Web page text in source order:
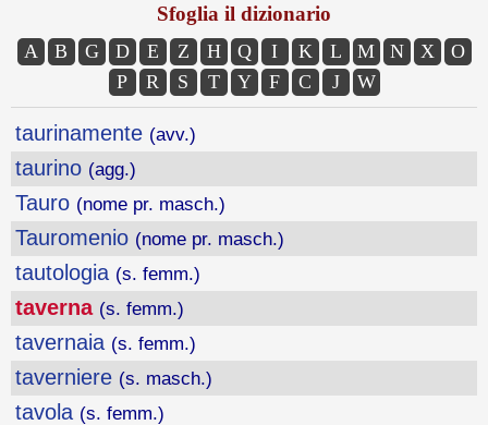
Sfoglia il dizionario
A B G D E Z H Q I K L M N X
O
P
R S T Y F C J W
taurinamente (avv.)
taurino (agg.)
Tauro (nome pr. masch.)
Tauromenio (nome pr. masch.)
tautologia (s. femm.)
taverna (s. femm.)
tavernaia (s. femm.)
taverniere (s. masch.)
tavola (s. femm.)